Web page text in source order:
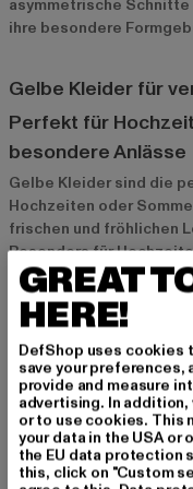
asymmetrische
ihre besondere
Gelbe Kleider für
Perfekt für
besondere Anlässe
Gelbe Kleider sind die
Hochzeiten oder
frischen und fröhlichen
Besonders für
Maxikleider in Gelb
zugleich entspannt
Taufen oder
Cocktailkleid stilvoll
deine positive
Die ideale Wahl für
Sommertage
GREAT
HERE!
DefShop uses cookies
save your preferences,
provide and measure
advertising. In
or to use cookies. This
your data in the USA or
the EU data protection
this, click on "Custom